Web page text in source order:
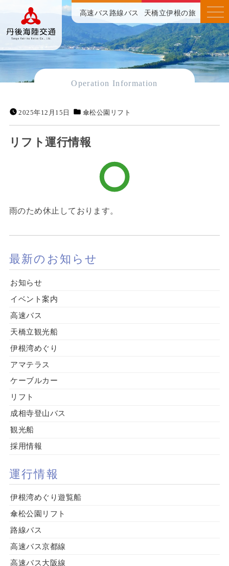
高速バス 路線バス 天橋立伊根の旅
Operation Information
2025年12月15日 傘松公園リフト
リフト運行情報
雨のため休止しております。
最新のお知らせ
お知らせ
イベント案内
高速バス
天橋立観光船
伊根湾めぐり
アマテラス
ケーブルカー
リフト
成相寺登山バス
観光船
採用情報
運行情報
伊根湾めぐり遊覧船
傘松公園リフト
路線バス
高速バス京都線
高速バス大阪線